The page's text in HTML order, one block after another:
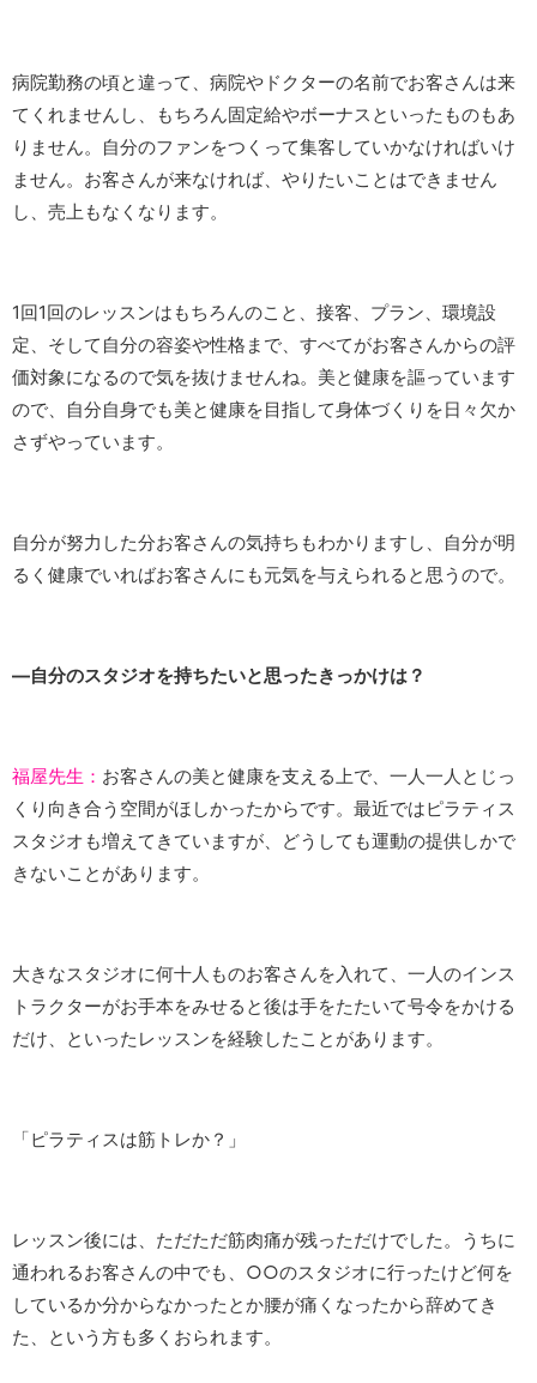
病院勤務の頃と違って、病院やドクターの名前でお客さんは来
てくれませんし、もちろん固定給やボーナスといったものもあ
りません。自分のファンをつくって集客していかなければいけ
ません。お客さんが来なければ、やりたいことはできません
し、売上もなくなります。
1回1回のレッスンはもちろんのこと、接客、プラン、環境設
定、そして自分の容姿や性格まで、すべてがお客さんからの評
価対象になるので気を抜けませんね。美と健康を謳っています
ので、自分自身でも美と健康を目指して身体づくりを日々欠か
さずやっています。
自分が努力した分お客さんの気持ちもわかりますし、自分が明
るく健康でいればお客さんにも元気を与えられると思うので。
―自分のスタジオを持ちたいと思ったきっかけは？
福屋先生： お客さんの美と健康を支える上で、一人一人とじっ
くり向き合う空間がほしかったからです。最近ではピラティス
スタジオも増えてきていますが、どうしても運動の提供しかで
きないことがあります。
大きなスタジオに何十人ものお客さんを入れて、一人のインス
トラクターがお手本をみせると後は手をたたいて号令をかける
だけ、といったレッスンを経験したことがあります。
「ピラティスは筋トレか？」
レッスン後には、ただただ筋肉痛が残っただけでした。うちに
通われるお客さんの中でも、○○のスタジオに行ったけど何を
しているか分からなかったとか腰が痛くなったから辞めてき
た、という方も多くおられます。